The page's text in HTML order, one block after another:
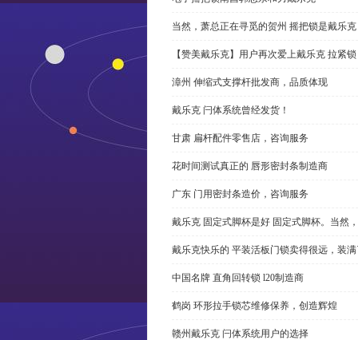
当然，萧总正在寻觅的贺州 摇把锁是戴乐克
【赞美戴乐克】用户再次爱上戴乐克 拉紧锁
漳州 伸缩式支撑杆批发商，品质体现
戴乐克 闩体系统曾经发货！
甘肃 扁杆配件零售店，咨询服务
花时间测试真正的 唇形密封条制造商
广东 门用密封条造价，咨询服务
戴乐克 固定式脚杯是好 固定式脚杯。当然
戴乐克快乐的 平装活板门锁卖得很远，装
中国名牌 直角回转锁 l20制造商
鹤岗 环形拉手锁芯维修保养，创造辉煌
赣州戴乐克 闩体系统用户的选择